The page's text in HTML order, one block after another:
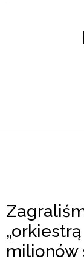
„orkiestrą
milionów